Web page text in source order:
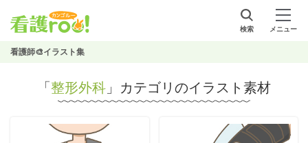
検索 メニュー
看護師🎨イラスト集
「 整形外科 」カテゴリのイラスト素材